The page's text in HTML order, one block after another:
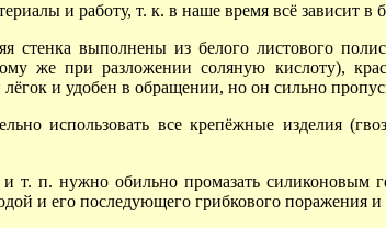
и работу, т. к. в наше время всё зависит
стенка выполнены из белого листового
же при разложении соляную кислоту),
и удобен в обращении, но он сильно
использовать все крепёжные изделия
т. п. нужно обильно промазать
и его последующего грибкового поражения и